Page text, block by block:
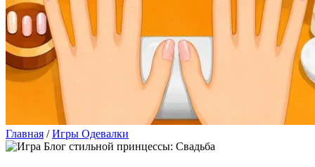
Главная / Игры Одевалки